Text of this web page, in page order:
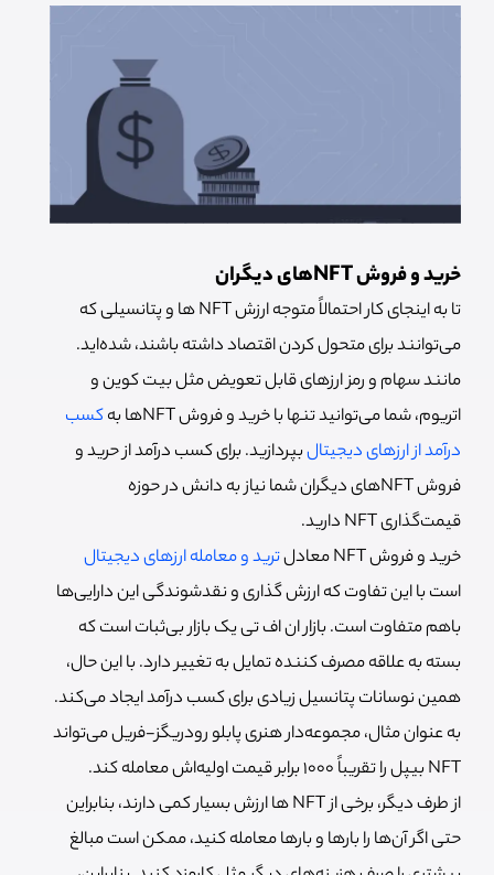
خرید و فروش NFT‌های دیگران
تا به اینجای کار احتمالاً متوجه ارزش NFT ها و پتانسیلی که
می‌توانند برای متحول کردن اقتصاد داشته باشند، شده‌اید.
مانند سهام و رمز ارزهای قابل تعویض مثل بیت کوین و
اتریوم، شما می‌توانید تنها با خرید و فروش NFTها به
کسب
درآمد از ارزهای دیجیتالبپردازید. برای کسب درآمد از حرید و
فروش NFTهای دیگران شما نیاز به دانش در حوزه
قیمت‌گذاری NFT دارید.
خرید و فروش NFT معادل
ترید و معامله ارزهای دیجیتال
است با این تفاوت که ارزش گذاری و نقدشوندگی این دارایی‌ها
باهم متفاوت است. بازار ان اف تی یک بازار بی‌ثبات است که
بسته به علاقه مصرف کننده تمایل به تغییر دارد. با این حال،
همین نوسانات پتانسیل زیادی برای کسب درآمد ایجاد می‌کند.
به عنوان مثال، مجموعه‌دار هنری پابلو رودریگز-فریل می‌تواند
NFT بیپل را تقریباً 1000 برابر قیمت اولیه‌اش معامله کند.
از طرف دیگر، برخی از NFT ها ارزش بسیار کمی دارند، بنابراین
حتی اگر آن‌ها را بارها و بارها معامله کنید، ممکن است مبالغ